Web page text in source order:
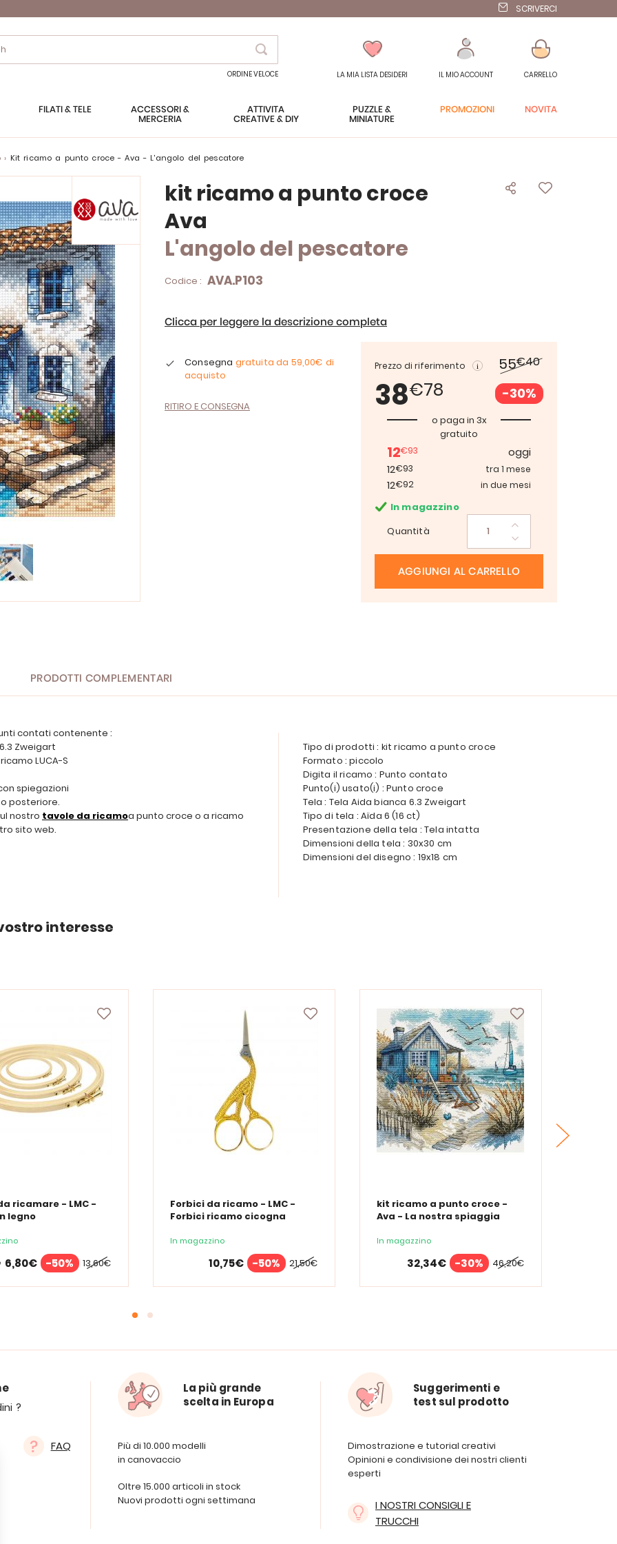
SCRIVERCI
Search
ORDINE VELOCE LA MIA LISTA DESIDERI IL MIO ACCOUNT CARRELLO
FILATI & TELE
ACCESSORI &
MERCERIA
ATTIVITÀ
CREATIVE & DIY
PUZZLE &
MINIATURE
PROMOZIONI NOVITÀ
kit ricamo a punto croce - Ava - L'angolo del pescatore
kit ricamo a punto croce
Ava
L'angolo del pescatore
Codice : AVA.P103
Clicca per leggere la descrizione completa
Prezzo di riferimento 55€40
38€78 -30%
o paga in 3x
gratuito
12€93
oggi
12€93 tra 1 mese
12€92 in due mesi
In magazzino
Quantità
AGGIUNGI AL CARRELLO
Consegna gratuita da 59,00€ di
acquisto
RITIRO E CONSEGNA
PRODOTTI COMPLEMENTARI
contati contenente :
Zweigart
LUCA-S
spiegazioni
posteriore.
nostro tavole da ricamoa punto croce o a ricamo
sito web.
Tipo di prodotti : kit ricamo a punto croce
Formato : piccolo
Digita il ricamo : Punto contato
Punto(i) usato(i) : Punto croce
Tela : Tela Aida bianca 6.3 Zweigart
Tipo di tela : Aïda 6 (16 ct)
Presentazione della tela : Tela intatta
Dimensioni della tela : 30x30 cm
Dimensioni del disegno : 19x18 cm
interesse
ricamare - LMC -
legno
13,60€
6,80€ -50%
Forbici da ricamo - LMC -
Forbici ricamo cicogna
In magazzino
21,50€
10,75€ -50%
kit ricamo a punto croce -
Ava - La nostra spiaggia
In magazzino
46,20€
32,34€ -30%
?
FAQ
La più grande
scelta in Europa
Più di 10.000 modelli
in canovaccio
Oltre 15.000 articoli in stock
Nuovi prodotti ogni settimana
Suggerimenti e
test sul prodotto
Dimostrazione e tutorial creativi
Opinioni e condivisione dei nostri clienti
esperti
I NOSTRI CONSIGLI E
TRUCCHI